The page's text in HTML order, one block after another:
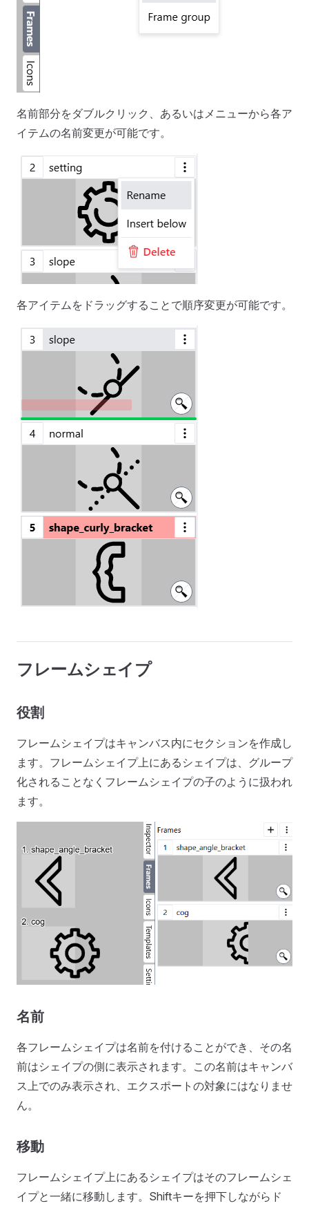
名前部分をダブルクリック、あるいはメニューから各ア
イテムの名前変更が可能です。
各アイテムをドラッグすることで順序変更が可能です。
フレームシェイプ
役割
フレームシェイプはキャンバス内にセクションを作成し
ます。フレームシェイプ上にあるシェイプは、グループ
化されることなくフレームシェイプの子のように扱われ
ます。
名前
各フレームシェイプは名前を付けることができ、その名
前はシェイプの側に表示されます。この名前はキャンバ
ス上でのみ表示され、エクスポートの対象にはなりませ
ん。
移動
フレームシェイプ上にあるシェイプはそのフレームシェ
イプと一緒に移動します。Shiftキーを押下しながらド